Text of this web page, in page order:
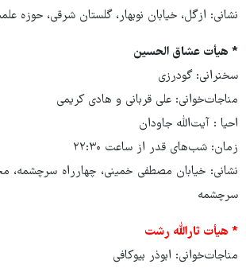
نشانی: ازگل، خیابان نوبهار، گلستان شرقی، حوزه
* هیأت عشاق الحسین
سخنرانی: گودرزی
مناجات‌خوانی: علی قربانی و هادی کریمی
احیا : آیت‌الله جاودان
زمان: شب‌های قدر از ساعت ۲۲:۳۰
نشانی: خیابان مصطفی خمینی، چهارراه سرچشمه،
سرچشمه
* هیأت ثارالله رشت
مناجات‌خوانی: ابوذر بیوکافی